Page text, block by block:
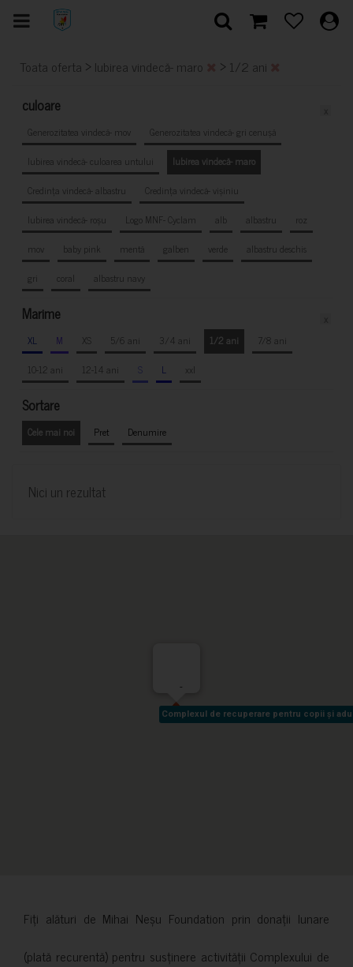
Toata oferta > Iubirea vindecă- maro > 1/2 ani
culoare
Generozitatea vindecă- mov
Generozitatea vindecă- gri cenușă
Iubirea vindecă- culoarea untului
Iubirea vindecă- maro
Credința vindecă- albastru
Credința vindecă- vișiniu
Iubirea vindecă- roșu
Logo MNF- Cyclam alb albastru
roz
mov
baby pink mentă galben verde
albastru deschis
gri
coral albastru navy
Marime
XL M XS 5/6 ani 3/4 ani 1/2 ani
7/8 ani
10-12 ani
12-14 ani S L xxl
Sortare
Cele mai noi Pret Denumire
Nici un rezultat
Complexul de recuperare pentru copii și
Complexul de recuperare pentru copii și
-
Fiți alături de Mihai Neșu Foundation prin donații lunare
(plată recurentă) pentru susținere activității Complexului de